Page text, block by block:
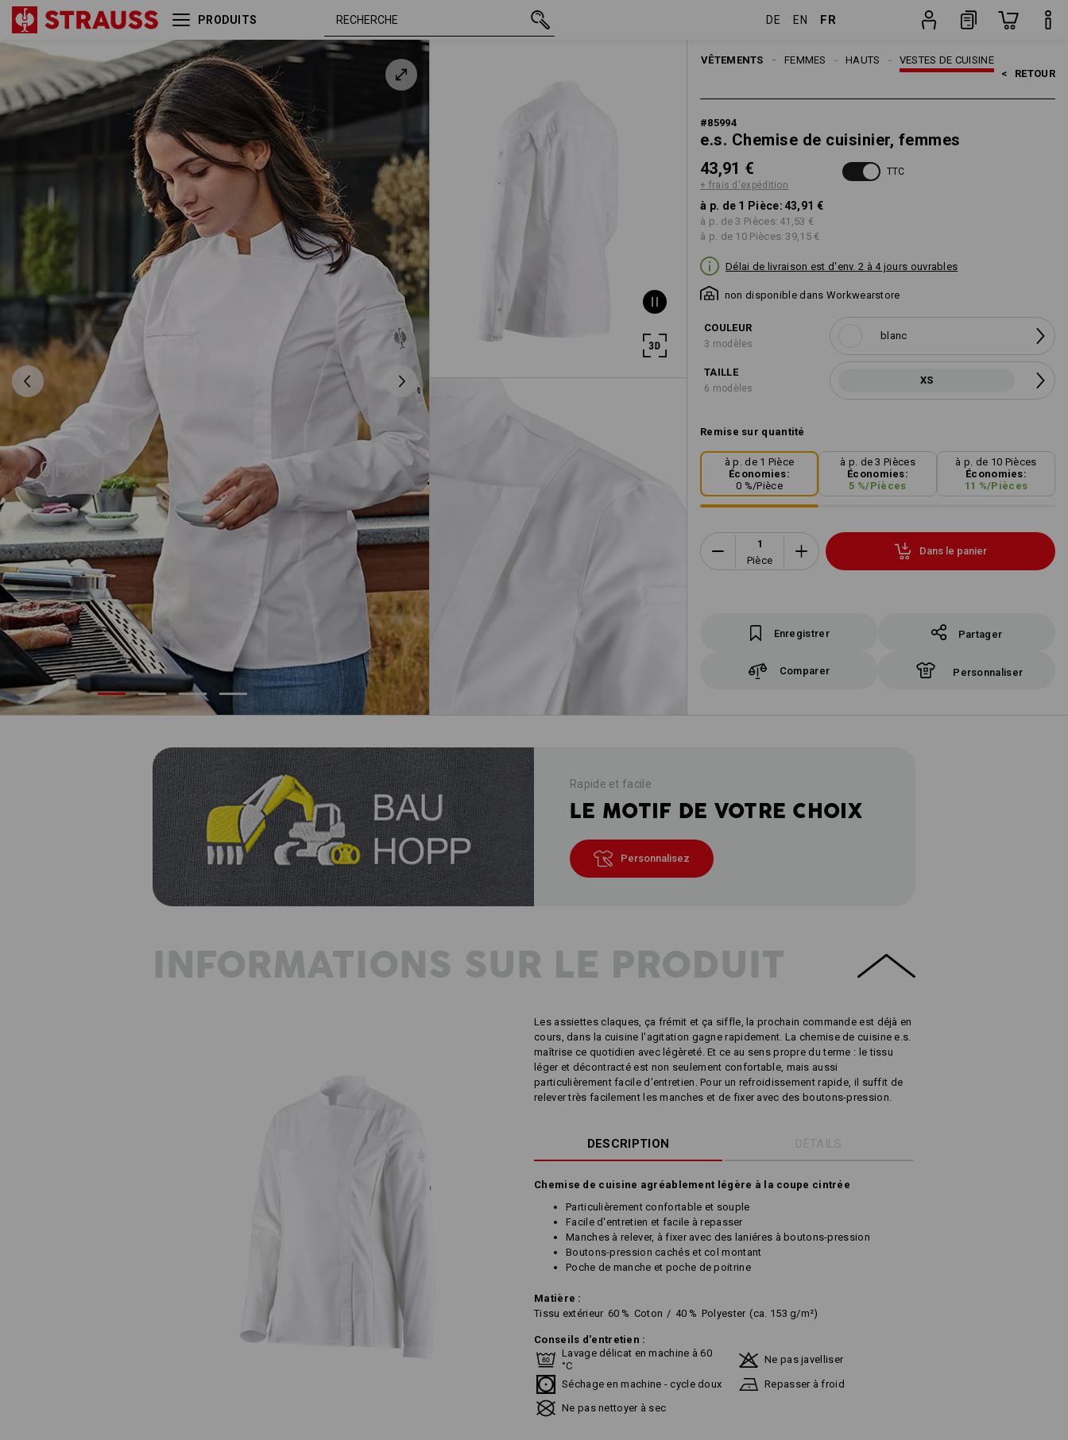
PRODUITS DE EN FR
01
VÊTEMENTS VESTES DE CUISINE
HAUTS
FEMMES
< RETOUR
#85994
e.s. Chemise de cuisinier, femmes
43,91 €
+ frais d'expédition
TTC
à p. de 1 Pièce: 43,91 €
à p. de 3 Pièces: 41,53 €
à p. de 10 Pièces: 39,15 €
Délai de livraison est d'env. 2 à 4 jours ouvrables
non disponible dans Workwearstore
COULEUR
3 modèles
blanc
TAILLE
6 modèles
XS
Remise sur quantité
à p. de 1 Pièce
Économies:
0 %/Pièce
à p. de 3 Pièces
Économies:
5 %/Pièces
à p. de 10 Pièces
Économies:
11 %/Pièces
Pièce
Dans le panier
Enregistrer Partager
Comparer Personnaliser
e.s. Chemise de cuisinier,
blanc XS 43,91 €
Rapide et facile
LE MOTIF DE VOTRE CHOIX
Personnalisez
INFORMATIONS SUR LE PRODUIT
Les assiettes claques, ça frémit et ça siffle, la prochain commande est déjà en
cours, dans la cuisine l'agitation gagne rapidement. La chemise de cuisine e.s.
maîtrise ce quotidien avec légèreté. Et ce au sens propre du terme : le tissu
léger et décontracté est non seulement confortable, mais aussi
particulièrement facile d'entretien. Pour un refroidissement rapide, il suffit de
relever très facilement les manches et de fixer avec des boutons-pression.
DESCRIPTION DÉTAILS
Chemise de cuisine agréablement légère à la coupe cintrée
Particulièrement confortable et souple
Facile d'entretien et facile à repasser
Manches à relever, à fixer avec des laniéres à boutons-pression
Boutons-pression cachés et col montant
Poche de manche et poche de poitrine
Matière :
Tissu extérieur 60 % Coton / 40 % Polyester (ca. 153 g/m²)
Conseils d'entretien :
Lavage délicat en machine à 60
°C
Ne pas javelliser
Séchage en machine - cycle doux
Repasser à froid
Ne pas nettoyer à sec